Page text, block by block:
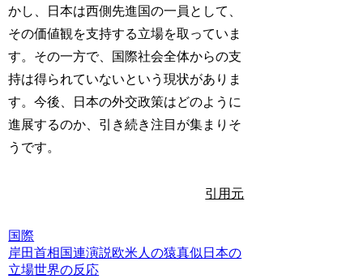
かし、日本は西側先進国の一員として、
その価値観を支持する立場を取っていま
す。その一方で、国際社会全体からの支
持は得られていないという現状がありま
す。今後、日本の外交政策はどのように
進展するのか、引き続き注目が集まりそ
うです。
引用元
国際
岸田首相 国連演説欧米人の猿真似日本の
立場世界の反応